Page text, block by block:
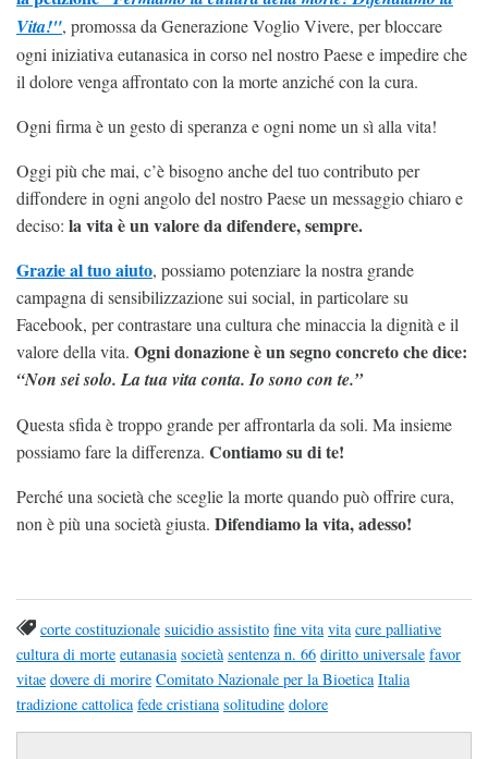
Vita!", promossa da Generazione Voglio Vivere, per bloccare
ogni iniziativa eutanasica in corso nel nostro Paese e impedire che
il dolore venga affrontato con la morte anziché con la cura.
Ogni firma è un gesto di speranza e ogni nome un sì alla vita!
Oggi più che mai, c’è bisogno anche del tuo contributo per
diffondere in ogni angolo del nostro Paese un messaggio chiaro e
deciso: la vita è un valore da difendere, sempre.
Grazie al tuo aiuto, possiamo potenziare la nostra grande
campagna di sensibilizzazione sui social, in particolare su
Facebook, per contrastare una cultura che minaccia la dignità e il
valore della vita. Ogni donazione è un segno concreto che dice:
“Non sei solo. La tua vita conta. Io sono con te.”
Questa sfida è troppo grande per affrontarla da soli. Ma insieme
possiamo fare la differenza. Contiamo su di te!
Perché una società che sceglie la morte quando può offrire cura,
non è più una società giusta. Difendiamo la vita, adesso!
corte costituzionale suicidio assistito fine vita vita cure palliative
cultura di morte eutanasia società sentenza n. 66 diritto universale favor
vitae dovere di morire Comitato Nazionale per la Bioetica Italia
tradizione cattolica fede cristiana solitudine dolore